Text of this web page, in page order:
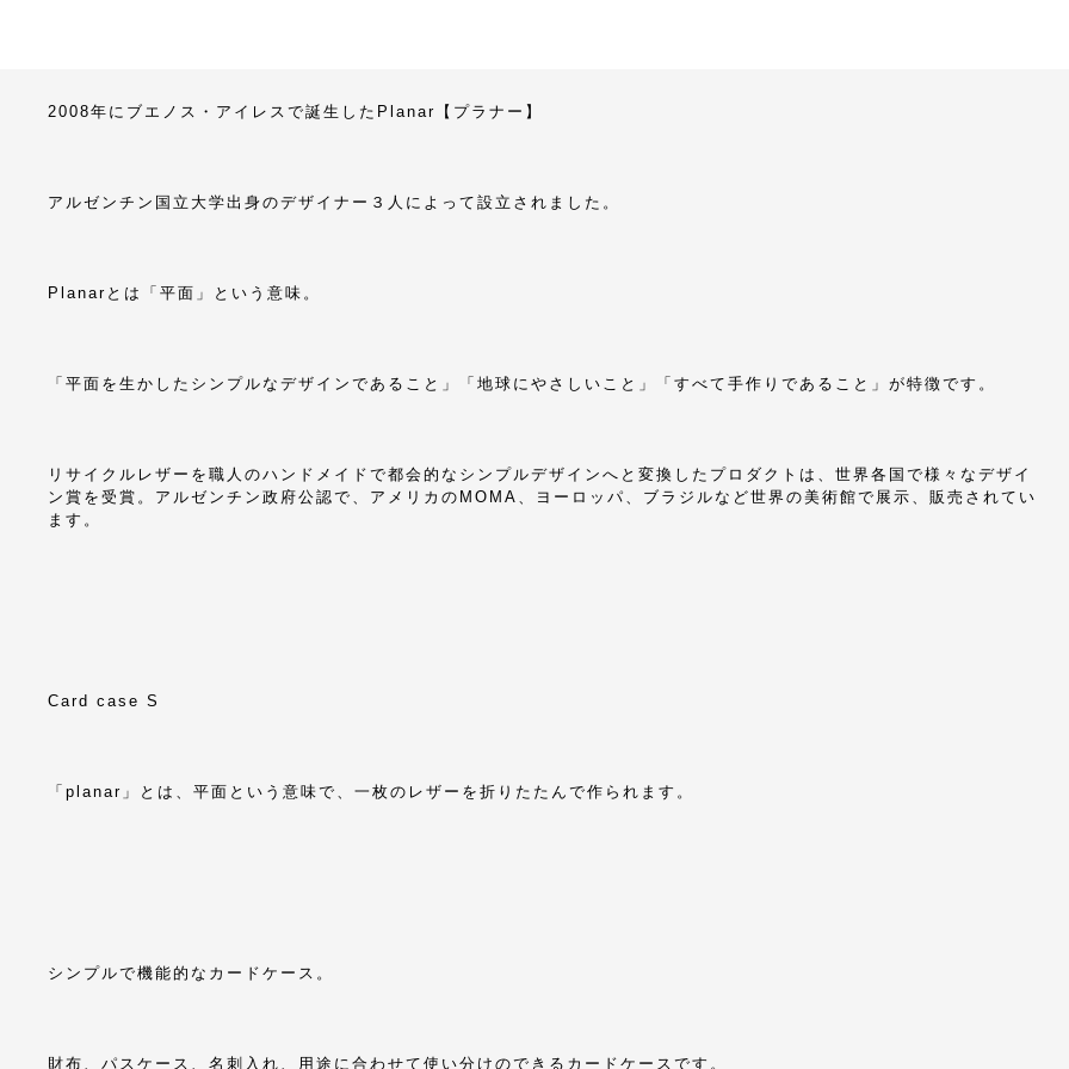
2008年にブエノス・アイレスで誕生したPlanar【プラナー】
アルゼンチン国立大学出身のデザイナー３人によって設立されました。
Planarとは「平面」という意味。
「平面を生かしたシンプルなデザインであること」「地球にやさしいこと」「すべて手作りであること」が特徴です。
リサイクルレザーを職人のハンドメイドで都会的なシンプルデザインへと変換したプロダクトは、世界各国で様々なデザイ
ン賞を受賞。アルゼンチン政府公認で、アメリカのMOMA、ヨーロッパ、ブラジルなど世界の美術館で展示、販売されてい
ます。
Card case S
「planar」とは、平面という意味で、一枚のレザーを折りたたんで作られます。
シンプルで機能的なカードケース。
財布、パスケース、名刺入れ、用途に合わせて使い分けのできるカードケースです。